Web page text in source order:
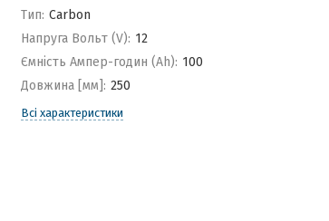
Тип: Carbon
Напруга Вольт (V): 12
Ємність Ампер-годин (Ah): 100
Довжина [мм]: 250
Всі характеристики